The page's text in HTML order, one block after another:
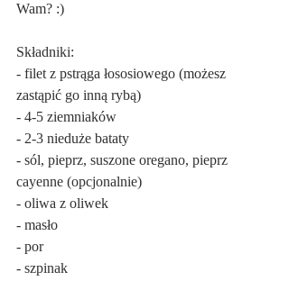
Wam? :)
Składniki:
- filet z pstrąga łososiowego (możesz
zastąpić go inną rybą)
- 4-5 ziemniaków
- 2-3 nieduże bataty
- sól, pieprz, suszone oregano, pieprz
cayenne (opcjonalnie)
- oliwa z oliwek
- masło
- por
- szpinak